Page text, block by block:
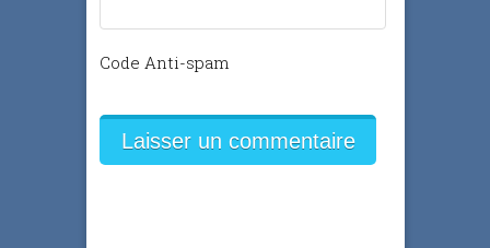
Code Anti-spam